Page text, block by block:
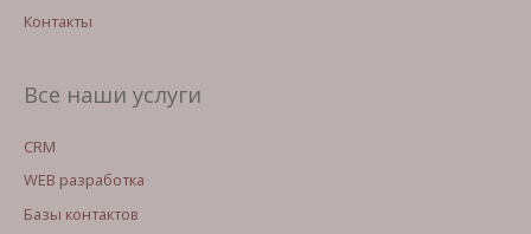
Контакты
Все наши услуги
CRM
WEB разработка
Базы контактов